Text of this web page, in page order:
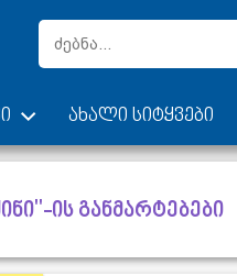
ახალი სიტყვები
ის განმარტებები